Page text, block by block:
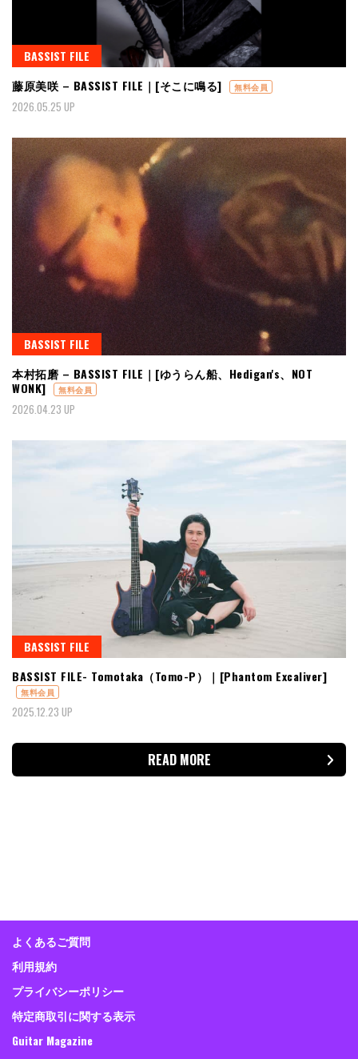
BASSIST FILE
藤原美咲 – BASSIST FILE｜[そこに鳴る]
無料会員
2026.05.25 UP
BASSIST FILE
本村拓磨 – BASSIST FILE｜[ゆうらん船、Hedigan's、NOT
WONK]
無料会員
2026.04.23 UP
BASSIST FILE
BASSIST FILE- Tomotaka（Tomo-P）｜[Phantom Excaliver]
無料会員
2025.12.23 UP
READ MORE
よくあるご質問
利用規約
プライバシーポリシー
特定商取引に関する表示
Guitar Magazine